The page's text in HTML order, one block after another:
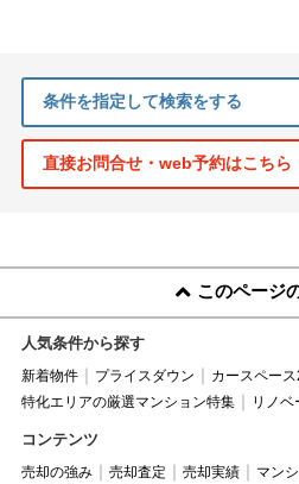
条件を指定して検索をする
直接お問合せ・web予約はこちら
このページ
人気条件から探す
新着物件 プライスダウン
カースペー
特化エリアの厳選マンション特集
リノ
コンテンツ
売却の強み 売却査定 売却実績
マン